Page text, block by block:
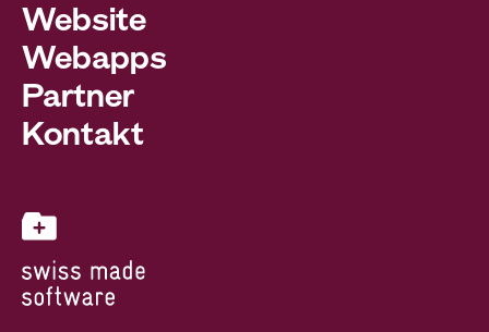
Website
Webapps
Partner
Kontakt